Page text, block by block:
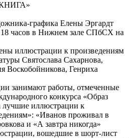
графика Елены Эргардт
18 часов в Нижнем зале СПбСХ на
иллюстрации к произведениям
Святослава Сахарнова,
Воскобойникова, Генриха
занимают работы, отмеченные
конкурса «Образ
иллюстрации к
«Иванов проживал в
и «А завтра никогда»
вошедшие в шорт-лист